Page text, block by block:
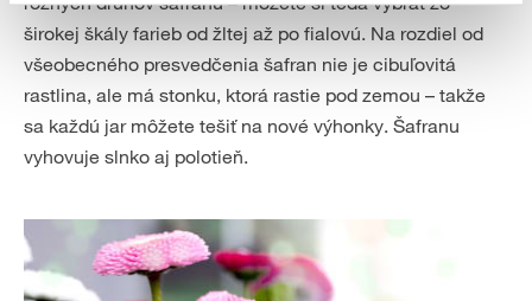
širokej škály farieb od žltej až po fialovú. Na rozdiel od
všeobecného presvedčenia šafran nie je cibuľovitá
rastlina, ale má stonku, ktorá rastie pod zemou – takže
sa každú jar môžete tešiť na nové výhonky. Šafranu
vyhovuje slnko aj polotieň.